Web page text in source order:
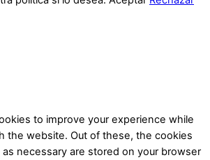
to improve your experience while
the website. Out of these, the cookies
necessary are stored on your browser